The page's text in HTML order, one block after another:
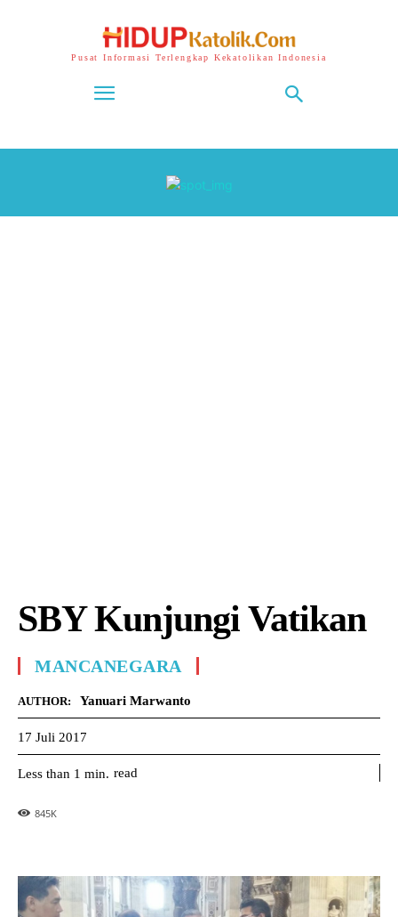
Pusat Informasi Terlengkap Kekatolikan Indonesia
SBY Kunjungi Vatikan
MANCANEGARA
AUTHOR: Yanuari Marwanto
17 Juli 2017
Less than 1 min. read
845K